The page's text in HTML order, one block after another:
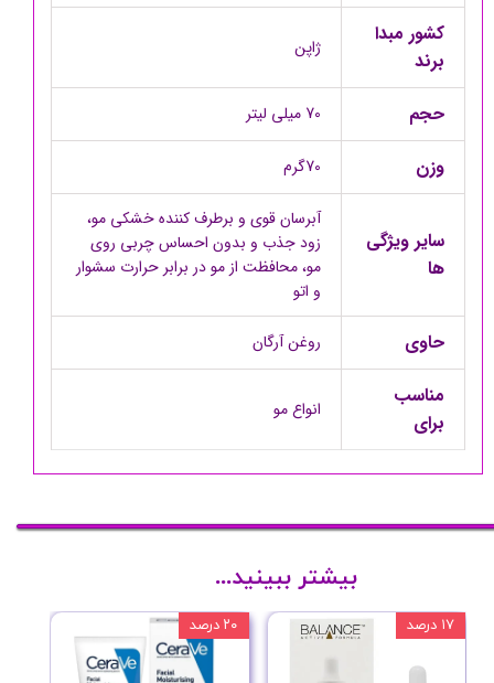
کشور مبدا
برند
ژاپن
حجم 70 میلی لیتر
وزن 70گرم
سایر ویژگی
ها
آبرسان قوی و برطرف کننده خشکی مو،
زود جذب و بدون احساس چربی روی
مو، محافظت از مو در برابر حرارت سشوار
و اتو
حاوی روغن آرگان
مناسب
برای
انواع مو
۲۰ درصد ۱۷ درصد
بیشتر ببینید...